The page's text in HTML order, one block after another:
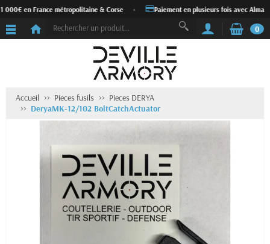
en France métropolitaine & Corse Paiement en plusieurs fois avec Alma
0
Accueil Pieces fusils
Pieces DERYA
DeryaMK-12/102 BoltCatchActuator